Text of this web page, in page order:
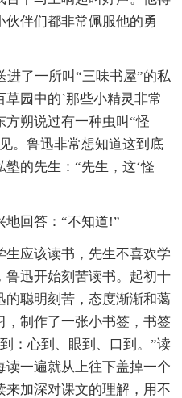
伴们都非常佩服他的勇
进了一所叫“三味书屋”的私
园中的`那些小精灵非常
朔说过有一种虫叫“怪
。鲁迅非常想知道这到底
的先生：“先生，这‘怪
地回答：“不知道!”
生应该读书，先生不喜欢学
鲁迅开始刻苦读书。起初十
的聪明刻苦，态度渐渐和蔼
，制作了一张小书签，书签
：心到、眼到、口到。”读
一遍就从上往下盖掉一个
加深对课文的理解，用不